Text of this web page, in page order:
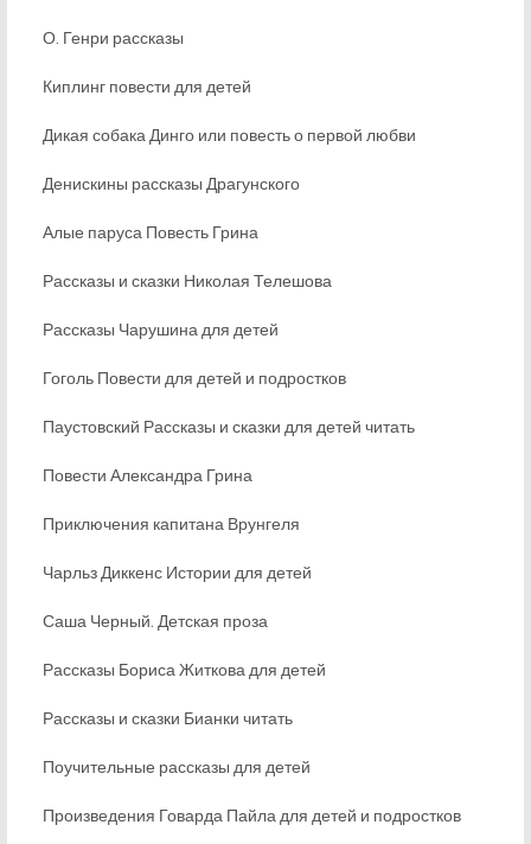
О. Генри рассказы
Киплинг повести для детей
Дикая собака Динго или повесть о первой любви
Денискины рассказы Драгунского
Алые паруса Повесть Грина
Рассказы и сказки Николая Телешова
Рассказы Чарушина для детей
Гоголь Повести для детей и подростков
Паустовский Рассказы и сказки для детей читать
Повести Александра Грина
Приключения капитана Врунгеля
Чарльз Диккенс Истории для детей
Саша Черный. Детская проза
Рассказы Бориса Житкова для детей
Рассказы и сказки Бианки читать
Поучительные рассказы для детей
Произведения Говарда Пайла для детей и подростков